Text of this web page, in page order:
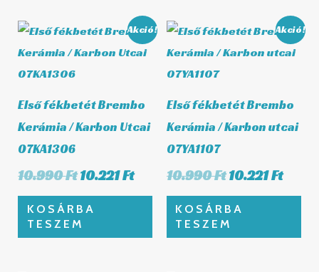
Akció!
Első fékbetét Brembo
Kerámia / Karbon Utcai
07KA1306
10.990Ft
Original
price
10.221Ft
Current
price
10.221 Ft.
KOSÁRBA
TESZEM
Akció!
Első fékbetét Brembo
Kerámia / Karbon utcai
07YA1107
10.990Ft
Original
price
10.221Ft
price
KOSÁRBA
TESZEM